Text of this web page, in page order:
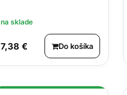
na sklade
7,38 € Do košíka